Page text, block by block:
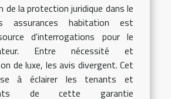
de la protection juridique dans le
assurances habitation est
d'interrogations pour le
Entre nécessité et
de luxe, les avis divergent. Cet
à éclairer les tenants et
de cette garantie